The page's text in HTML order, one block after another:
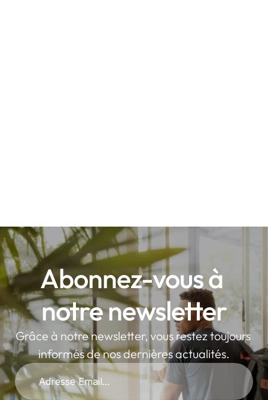
Abonnez-vous à
notre newsletter
Grâce à notre newsletter, vous restez toujours
informés de nos dernières actualités.